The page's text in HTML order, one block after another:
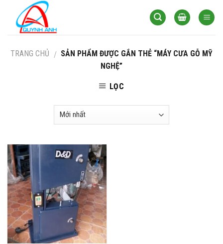
content
TRANG CHỦ / SẢN PHẨM ĐƯỢC GẮN THẺ “MÁY CƯA GỖ MỸ
NGHỆ”
LỌC